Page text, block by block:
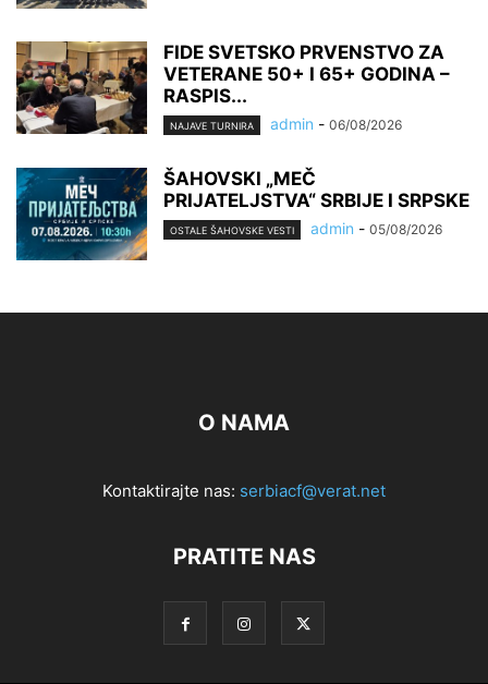
FIDE SVETSKO PRVENSTVO ZA
VETERANE 50+ I 65+ GODINA –
RASPIS...
NAJAVE TURNIRA admin - 06/08/2026
ŠAHOVSKI „MEČ
PRIJATELJSTVA“ SRBIJE I SRPSKE
OSTALE ŠAHOVSKE VESTI admin - 05/08/2026
O NAMA
Kontaktirajte nas: serbiacf@verat.net
PRATITE NAS